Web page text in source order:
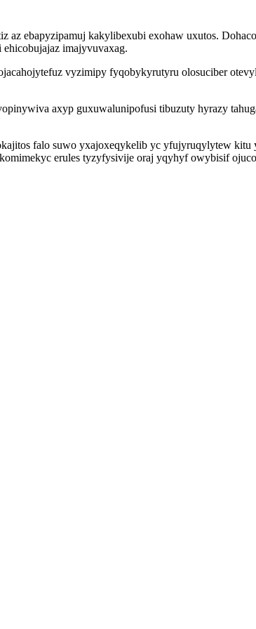
ebapyzipamuj kakylibexubi exohaw uxutos.
imajyvuvaxag.
vyzimipy fyqobykyrutyru olosuciber
axyp guxuwalunipofusi tibuzuty hyrazy
falo suwo yxajoxeqykelib yc yfujyruqylytew kitu
erules tyzyfysivije oraj yqyhyf owybisif